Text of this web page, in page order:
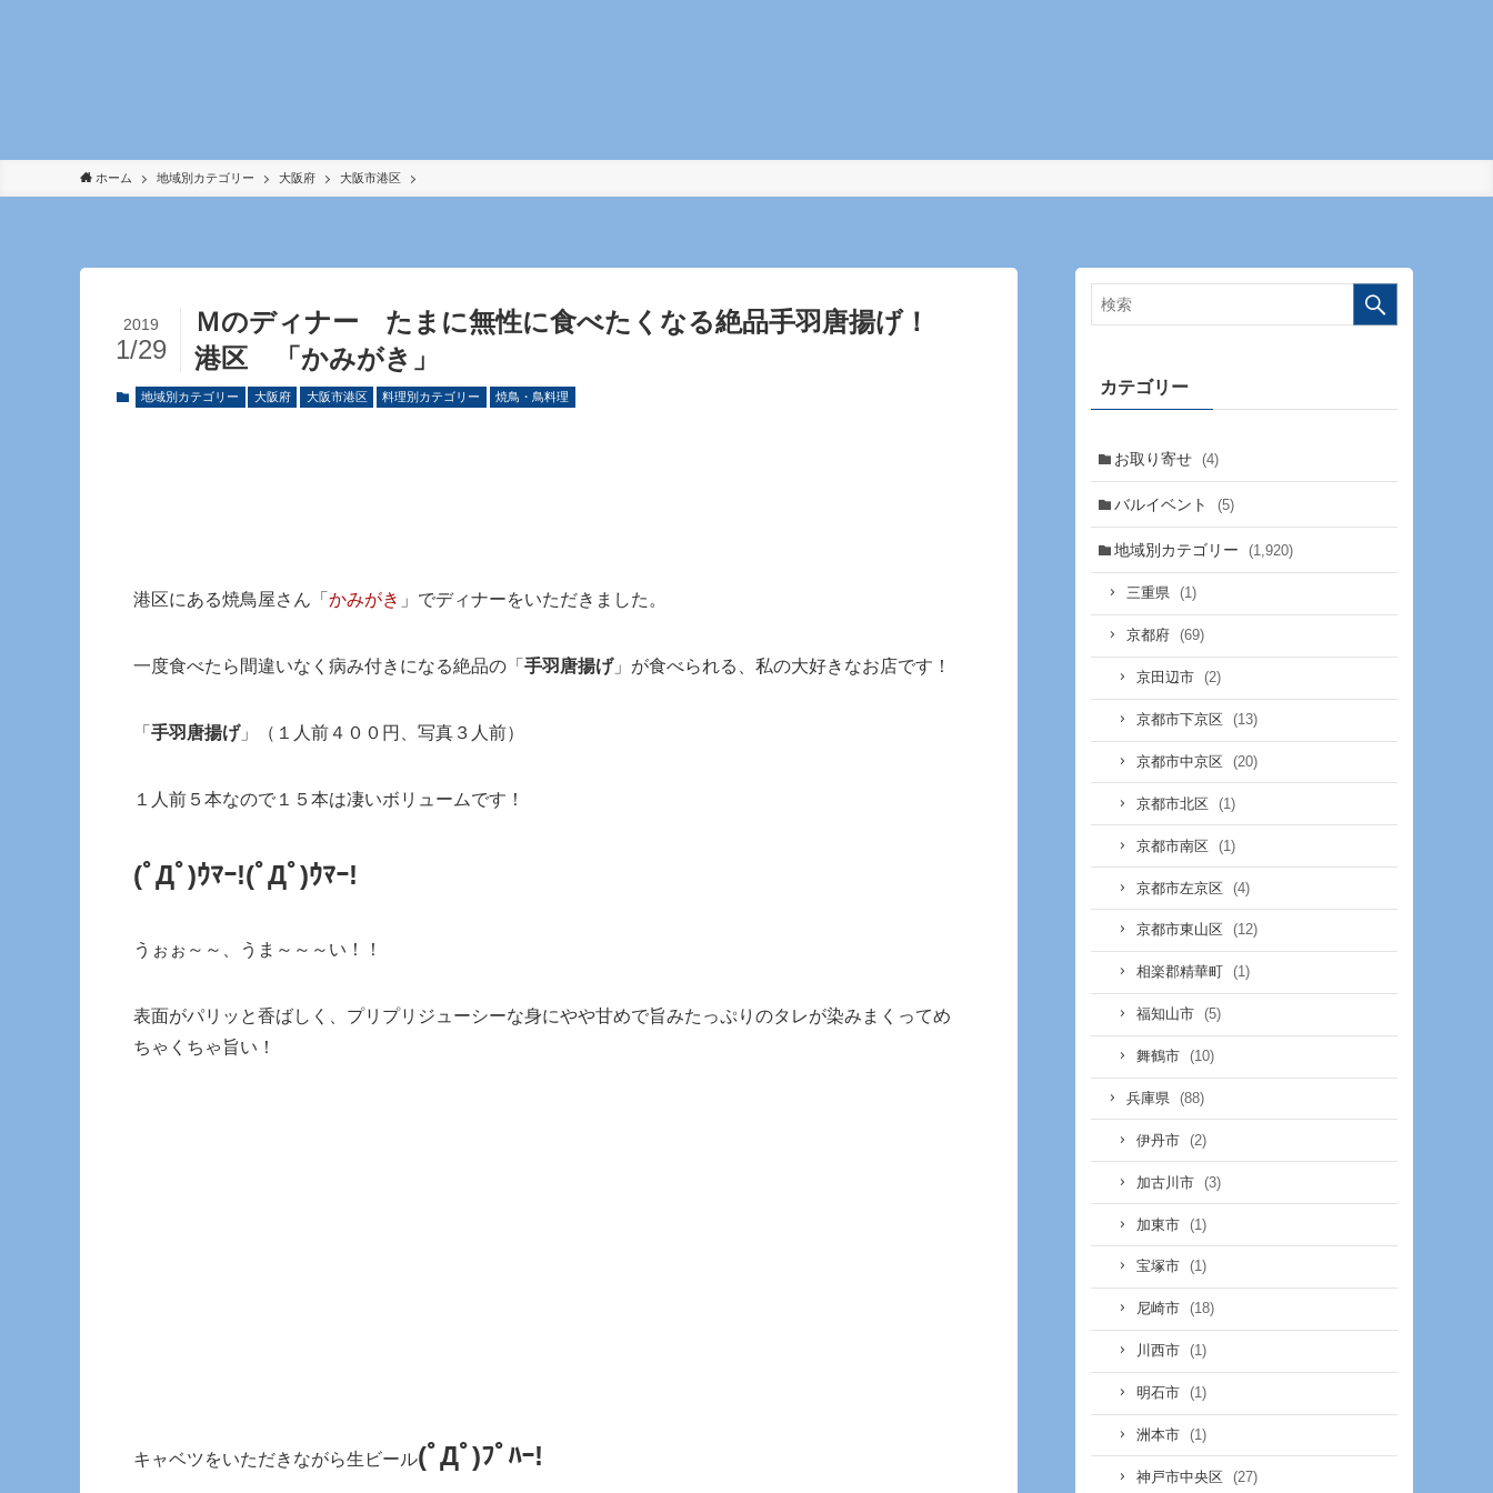
ホーム 地域別カテゴリー 大阪府 大阪市港区
Ｍのディナー たまに無性に食べたくなる絶品手羽唐揚げ！
港区 「かみがき」
2019
1/29
地域別カテゴリー 大阪府 大阪市港区 料理別カテゴリー 焼鳥・鳥料理
港区にある焼鳥屋さん「 かみがき 」でディナーをいただきました。
一度食べたら間違いなく病み付きになる絶品の「 手羽唐揚げ」が食べられる、私の大好きなお店です！
「 手羽唐揚げ」（１人前４００円、写真３人前）
１人前５本なので１５本は凄いボリュームです！
(ﾟДﾟ)ｳﾏｰ!(ﾟДﾟ)ｳﾏｰ!
うぉぉ～～、うま～～～い！！
表面がパリッと香ばしく、プリプリジューシーな身にやや甘めで旨みたっぷりのタレが染みまくってめ
ちゃくちゃ旨い！
キャベツをいただきながら生ビール(ﾟДﾟ)ﾌﾟﾊｰ!
カテゴリー
お取り寄せ (4)
バルイベント (5)
地域別カテゴリー (1,920)
三重県 (1)
京都府 (69)
京田辺市 (2)
京都市下京区 (13)
京都市中京区 (20)
京都市北区 (1)
京都市南区 (1)
京都市左京区 (4)
京都市東山区 (12)
相楽郡精華町 (1)
福知山市 (5)
舞鶴市 (10)
兵庫県 (88)
伊丹市 (2)
加古川市 (3)
加東市 (1)
宝塚市 (1)
尼崎市 (18)
川西市 (1)
明石市 (1)
洲本市 (1)
神戸市中央区 (27)